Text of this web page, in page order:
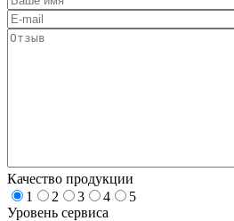
Качество продукции
1
2 3 4
5
Уровень сервиса